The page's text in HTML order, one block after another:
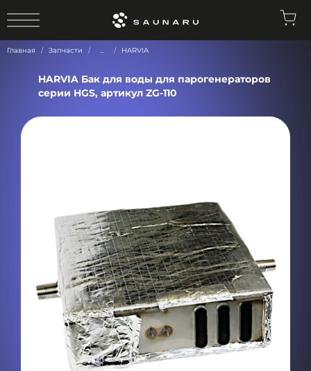
Главная Запчасти ... HARVIA
HARVIA Бак для воды для парогенераторов
серии HGS, артикул ZG-110